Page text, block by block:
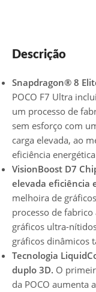
Descrição
Snapdragon® 8
POCO F7 Ultra
um processo de
sem esforço com
carga elevada, ao
eficiência
VisionBoost D7
elevada eficiência
melhoira de
processo de
gráficos ultra-
gráficos dinâmicos
Tecnologia
duplo 3D. O
da POCO aumenta